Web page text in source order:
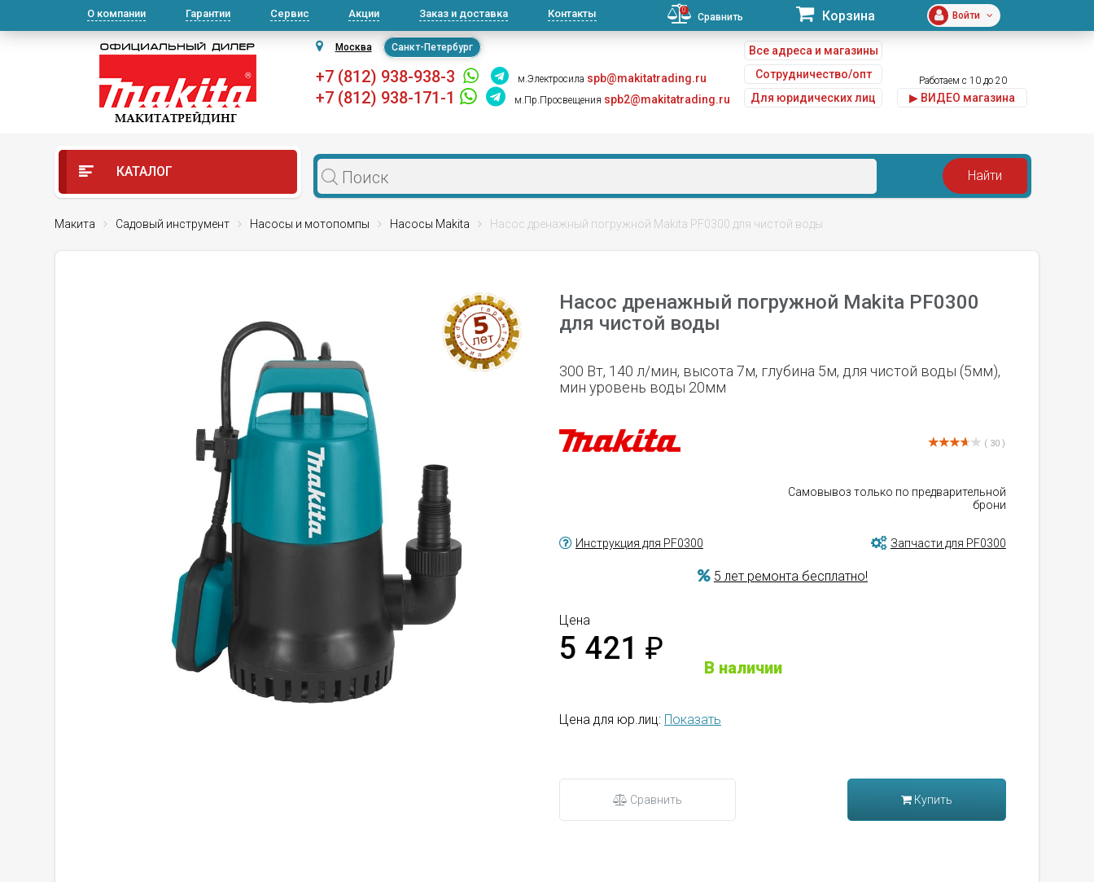
О компании Гарантии Сервис Акции Заказ и доставка Контакты 0
Сравнить Корзина Войти
Москва Санкт-Петербург
+7 (812) 938-938-3 м.Электросила spb@makitatrading.ru
+7 (812) 938-171-1 м.Пр.Просвещения spb2@makitatrading.ru
Все адреса и магазины
Сотрудничество/опт
Для юридических лиц
Работаем с 10 до 20
▶ ВИДЕО магазина
КАТАЛОГ
Макита Садовый инструмент Насосы и мотопомпы Насосы Makita Насос дренажный погружной Makita PF0300 для чистой воды
Насос дренажный погружной Makita PF0300
для чистой воды
300 Вт, 140 л/мин, высота 7м, глубина 5м, для чистой воды (5мм),
мин уровень воды 20мм
( 30 )
Самовывоз только по предварительной
брони
Инструкция для PF0300 Запчасти для PF0300
5 лет ремонта бесплатно!
Цена
5 421 ₽
В наличии
Цена для юр.лиц: Показать
Сравнить Купить